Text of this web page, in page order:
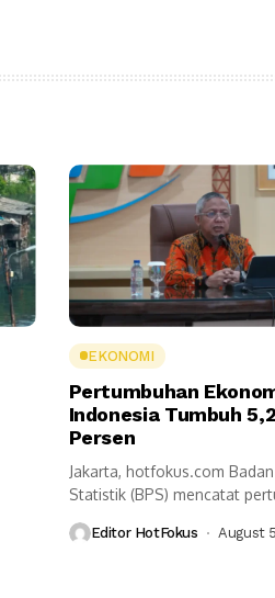
EKONOMI
Pertumbuhan
Indonesia Tumbuh
Persen
Jakarta, hotfokus.com
Statistik (BPS) mencatat
Editor HotFokus August